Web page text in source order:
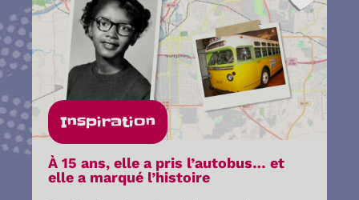
Inspiration
À 15 ans, elle a pris l’autobus… et
elle a marqué l’histoire